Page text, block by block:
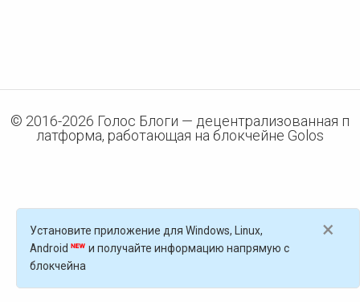
© 2016-2026 Голос Блоги — децентрализованная п
латформа, работающая на блокчейне Golos
×
Установите приложение для Windows, Linux,
Android
и получайте информацию напрямую с
блокчейна